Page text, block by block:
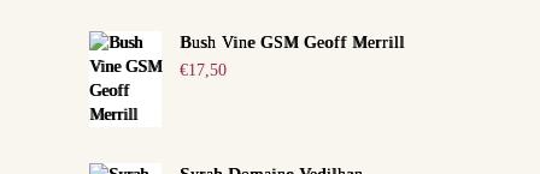
Bush Vine GSM Geoff Merrill
€17,50